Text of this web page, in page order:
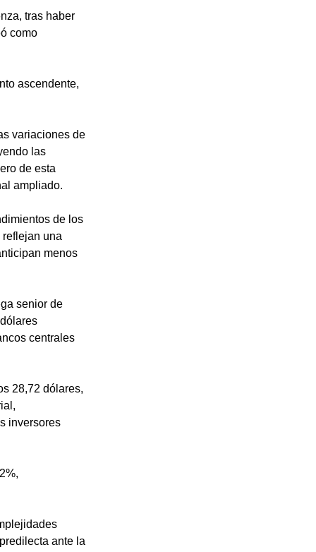
tras haber
como
ascendente,
variaciones de
las
de esta
ampliado.
de los
una
menos
senior de
centrales
28,72 dólares,
inversores
ante la